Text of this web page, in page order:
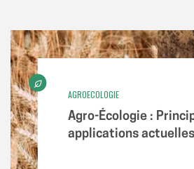
AGROECOLOGIE
Agro-Écologie :
applications actuelles